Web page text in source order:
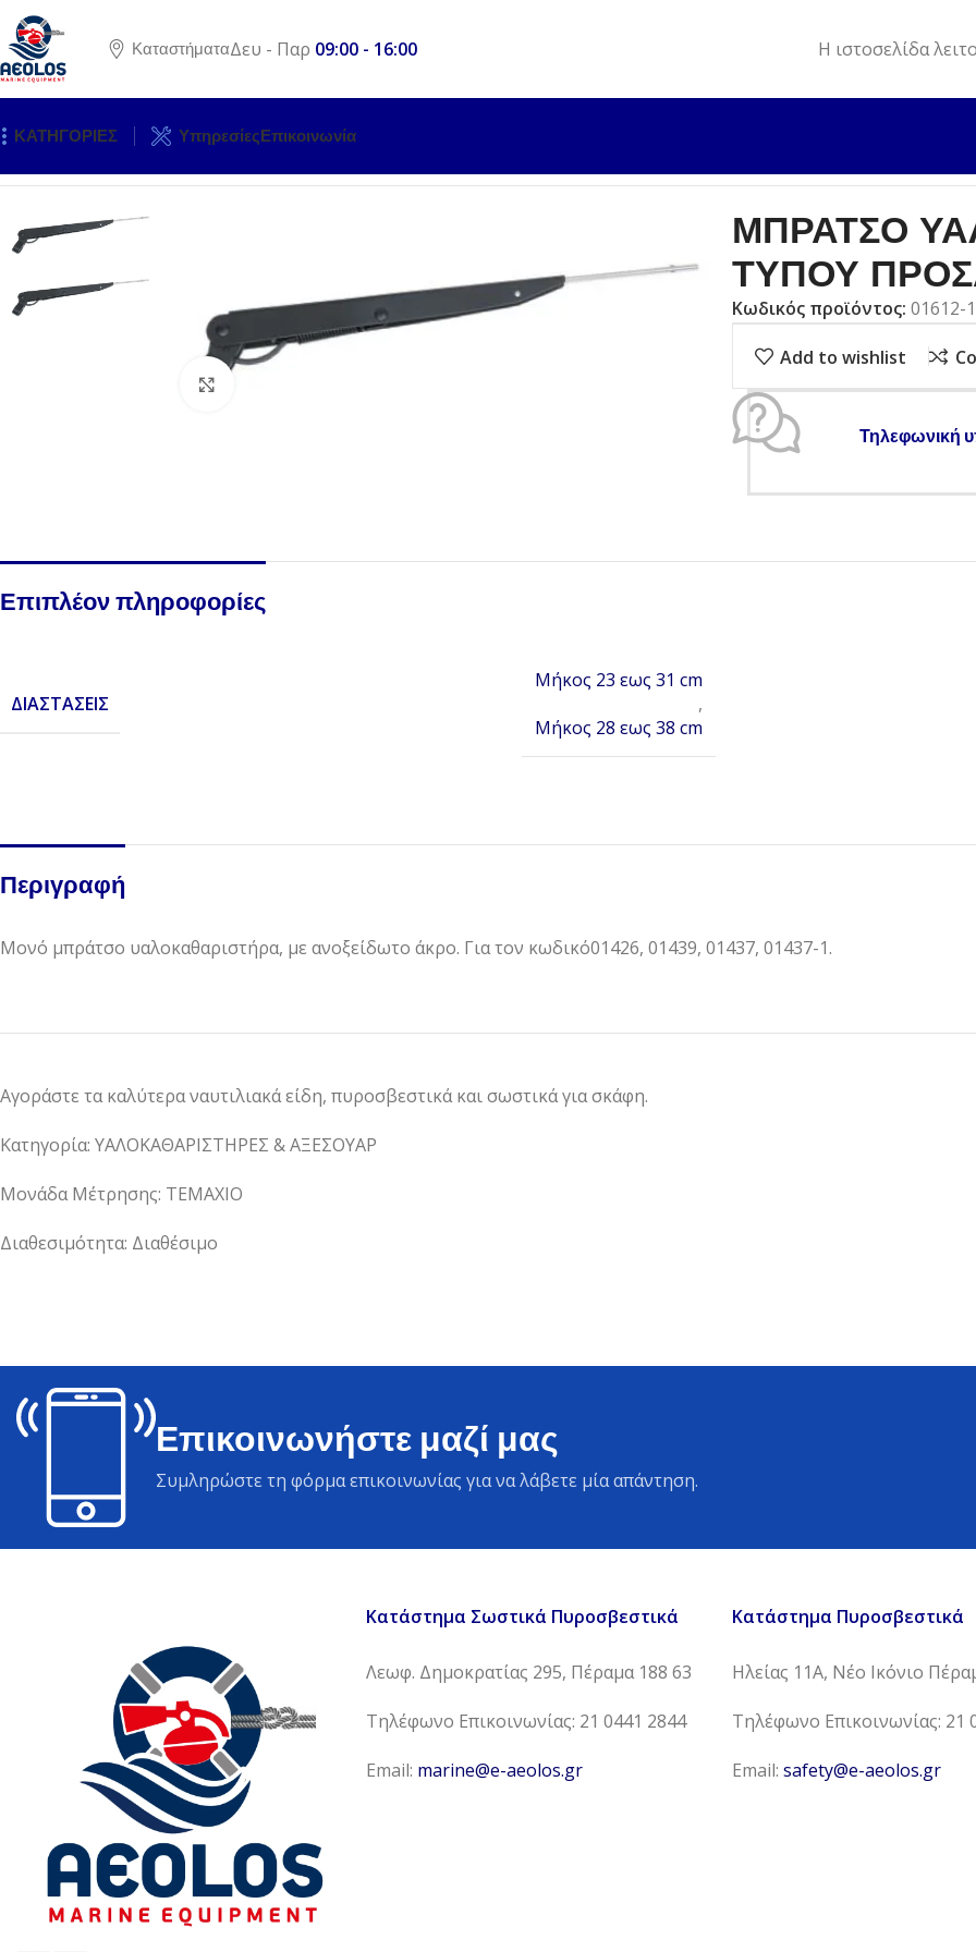
ΚαταστήματαΔευ - Παρ 09:00 - 16:00 Η ιστοσελίδα
ΚΑΤΗΓΟΡΙΕΣ ΥπηρεσίεςΕπικοινωνία
ΜΠΡΑΤΣΟ
ΜΠΡΑΤΣΟ
ΤΥΠΟΥ
Κωδικός προϊόντος: 01612-
Add to wishlist
Τηλεφωνική
Επιπλέον πληροφορίες
ΔΙΑΣΤΆΣΕΙΣ
Μήκος 23 εως 31 cm
,
Μήκος 28 εως 38 cm
Περιγραφή
Μονό μπράτσο υαλοκαθαριστήρα, με ανοξείδωτο άκρο. Για τον κωδικό01426, 01439, 01437, 01437-1.
Αγοράστε τα καλύτερα ναυτιλιακά είδη, πυροσβεστικά και σωστικά για σκάφη.
Κατηγορία: ΥΑΛΟΚΑΘΑΡΙΣΤΗΡΕΣ & ΑΞΕΣΟΥΑΡ
Μονάδα Μέτρησης: ΤΕΜΑΧΙΟ
Διαθεσιμότητα: Διαθέσιμο
Επικοινωνήστε μαζί μας
Συμληρώστε τη φόρμα επικοινωνίας για να λάβετε μία απάντηση.
Κατάστημα Σωστικά Πυροσβεστικά
Λεωφ. Δημοκρατίας 295, Πέραμα 188 63
Τηλέφωνο Επικοινωνίας: 21 0441 2844
Email: marine@e-aeolos.gr
Κατάστημα Πυροσβεστικά
Ηλείας 11Α, Νέο Ικόνιο
Τηλέφωνο Επικοινωνίας: 21
Email: safety@e-aeolos.gr